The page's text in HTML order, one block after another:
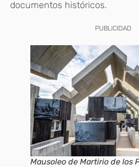
documentos históricos.
PUBLICIDAD
Mausoleo de Martirio de los